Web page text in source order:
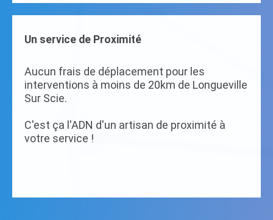
Un service de Proximité
Aucun frais de déplacement pour les
interventions à moins de 20km de Longueville
Sur Scie.
C'est ça l'ADN d'un artisan de proximité à
votre service !